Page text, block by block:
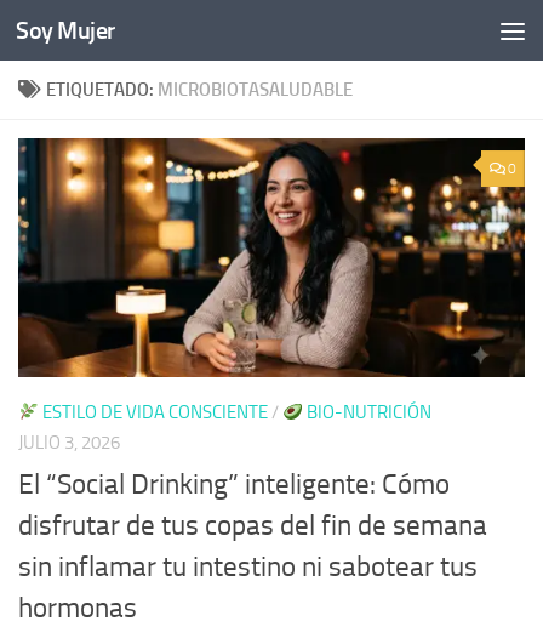
Bajo el contenido
Soy Mujer
ETIQUETADO: MICROBIOTASALUDABLE
0
ESTILO DE VIDA CONSCIENTE/
BIO-NUTRICIÓN
JULIO 3, 2026
El “Social Drinking” inteligente: Cómo
disfrutar de tus copas del fin de semana
sin inflamar tu intestino ni sabotear tus
hormonas